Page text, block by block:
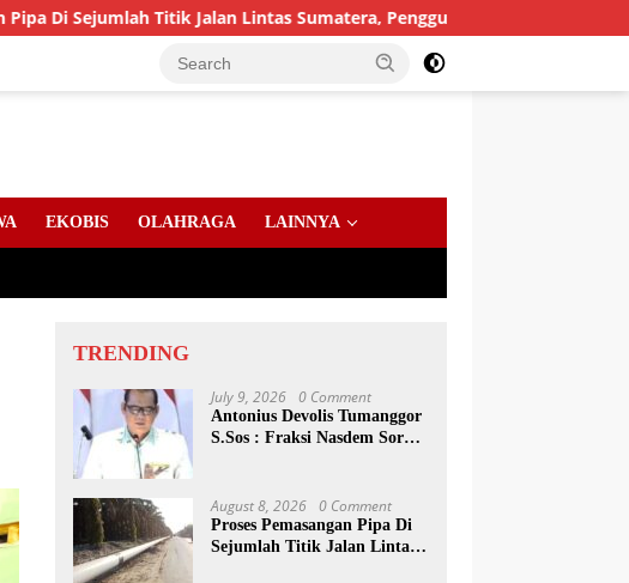
Titik Jalan Lintas Sumatera, Pengguna Jalan diimbau Untuk
EKOBIS OLAHRAGA LAINNYA
TRENDING
July 9, 2026 0 Comment
Antonius Devolis Tumanggor
S.Sos : Fraksi Nasdem Soroti
August 8, 2026 0 Comment
Proses Pemasangan Pipa Di
Sejumlah Titik Jalan Lintas